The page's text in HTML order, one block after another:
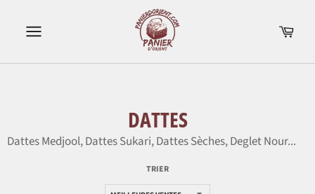
contenu
DATTES
Dattes Medjool, Dattes Sukari, Dattes Sèches, Deglet Nour...
TRIER